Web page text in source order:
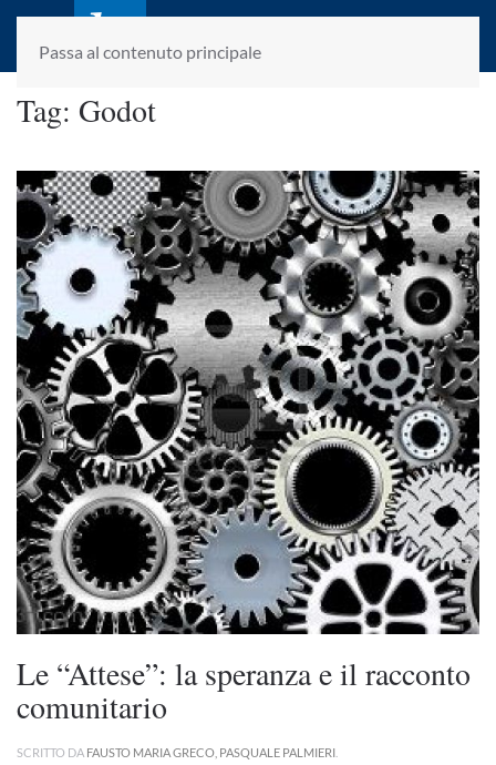
Passa al contenuto principale
laletteraturaenoi.it
fondato da Romano Luperini
Tag: Godot
Le “Attese”: la speranza e il racconto
comunitario
SCRITTO DA FAUSTO MARIA GRECO, PASQUALE PALMIERI